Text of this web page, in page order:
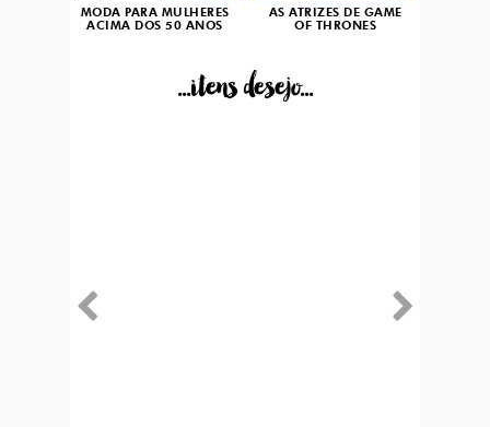
MODA PARA MULHERES
ACIMA DOS 50 ANOS
AS ATRIZES DE GAME
OF THRONES
...itens desejo...